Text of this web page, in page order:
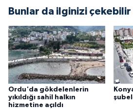
Bunlar da ilginizi çekebilir
Ordu'da gökdelenlerin
yıkıldığı sahil halkın
hizmetine açıldı